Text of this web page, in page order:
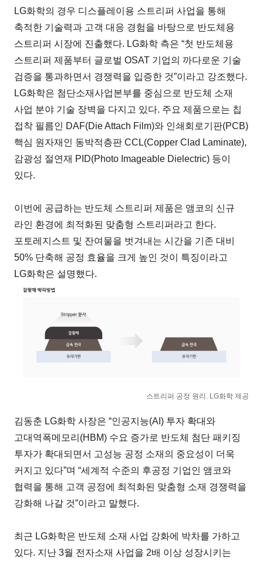
LG화학의 경우 디스플레이용 스트리퍼 사업을 통해
축적한 기술력과 고객 대응 경험을 바탕으로 반도체용
스트리퍼 시장에 진출했다. LG화학 측은 “첫 반도체용
스트리퍼 제품부터 글로벌 OSAT 기업의 까다로운 기술
검증을 통과하면서 경쟁력을 입증한 것”이라고 강조했다.
LG화학은 첨단소재사업본부를 중심으로 반도체 소재
사업 분야 기술 장벽을 다지고 있다. 주요 제품으로는 칩
접착 필름인 DAF(Die Attach Film)와 인쇄회로기판(PCB)
핵심 원자재인 동박적층판 CCL(Copper Clad Laminate),
감광성 절연재 PID(Photo Imageable Dielectric) 등이
있다.
이번에 공급하는 반도체 스트리퍼 제품은 앰코의 신규
라인 환경에 최적화된 맞춤형 스트리퍼라고 한다.
포토레지스트 및 잔여물을 벗겨내는 시간을 기존 대비
50% 단축해 공정 효율을 크게 높인 것이 특징이라고
LG화학은 설명했다.
스트리퍼 공정 원리. LG화학 제공
김동춘 LG화학 사장은 “인공지능(AI) 투자 확대와
고대역폭메모리(HBM) 수요 증가로 반도체 첨단 패키징
투자가 확대되면서 고성능 공정 소재의 중요성이 더욱
커지고 있다”며 “세계적 수준의 후공정 기업인 앰코와
협력을 통해 고객 공정에 최적화된 맞춤형 소재 경쟁력을
강화해 나갈 것”이라고 말했다.
최근 LG화학은 반도체 소재 사업 강화에 박차를 가하고
있다. 지난 3월 전자소재 사업을 2배 이상 성장시키는